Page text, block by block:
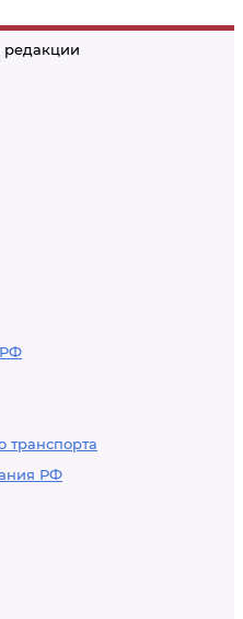
РФ
транспорта
РФ